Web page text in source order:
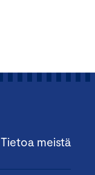
Tietoa meistä